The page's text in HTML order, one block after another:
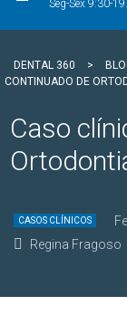
Seg-Sex 9:30-
DENTAL 360 >
CONTINUADO DE
Caso
CASOS CLÍNICOS
Regina Fragoso